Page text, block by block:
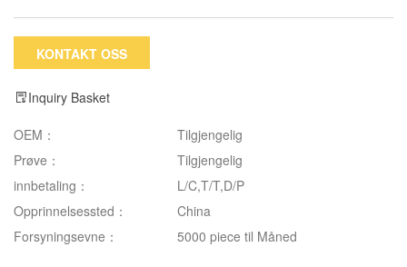
KONTAKT OSS
Inquiry Basket
OEM：
Tilgjengelig
Prøve：
Tilgjengelig
innbetaling：
L/C,T/T,D/P
Opprinnelsessted：
China
Forsyningsevne：
5000 piece til Måned